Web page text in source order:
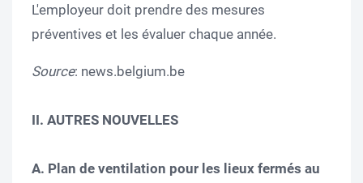
L'employeur doit prendre des mesures
préventives et les évaluer chaque année.
Source: news.belgium.be
II. AUTRES NOUVELLES
A. Plan de ventilation pour les lieux fermés au